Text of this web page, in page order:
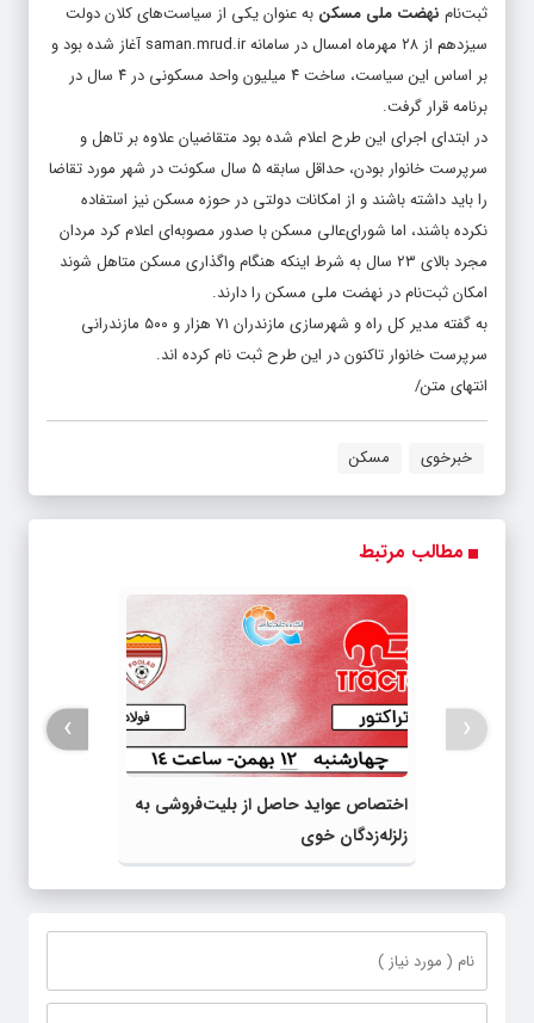
ثبت‌نام نهضت ملی مسکن به عنوان یکی از سیاست‌های کلان دولت
سیزدهم از ۲۸ مهرماه امسال در سامانه saman.mrud.ir آغاز شده بود و
بر اساس این سیاست، ساخت ۴ میلیون واحد مسکونی در ۴ سال در
برنامه قرار گرفت.
در ابتدای اجرای این طرح اعلام شده بود متقاضیان علاوه بر تاهل و
سرپرست خانوار بودن، حداقل سابقه ۵ سال سکونت در شهر مورد تقاضا
را باید داشته باشند و از امکانات دولتی در حوزه مسکن نیز استفاده
نکرده باشند، اما شورای‌عالی مسکن با صدور مصوبه‌ای اعلام کرد مردان
مجرد بالای ۲۳ سال به شرط اینکه هنگام واگذاری مسکن متاهل شوند
امکان ثبت‌نام در نهضت ملی مسکن را دارند.
به گفته مدیر کل راه و شهرسازی مازندران ۷۱ هزار و ۵۰۰ مازندرانی
سرپرست خانوار تاکنون در این طرح ثبت نام کرده اند.
انتهای متن/
خبرخوی مسکن
مطالب مرتبط
اختصاص عواید حاصل از بلیت‌فروشی به
زلزله‌زدگان خوی
‹
›